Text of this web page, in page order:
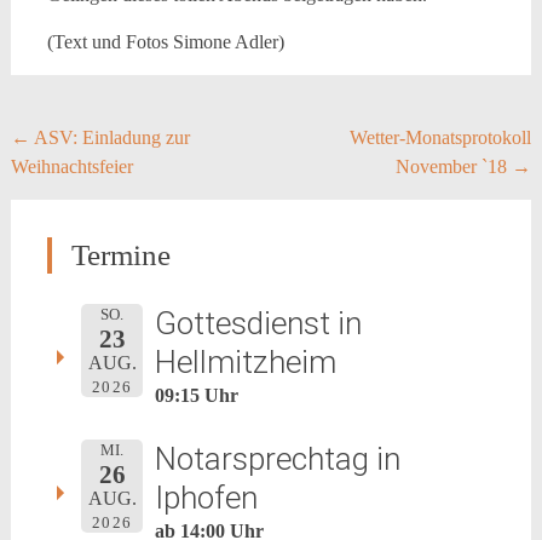
(Text und Fotos Simone Adler)
Post
navigation
← ASV: Einladung zur
Weihnachtsfeier
Wetter-Monatsprotokoll
November `18 →
Termine
SO.
23
AUG.
2026
Gottesdienst in
Hellmitzheim
09:15 Uhr
MI.
26
AUG.
2026
Notarsprechtag in
Iphofen
ab 14:00 Uhr